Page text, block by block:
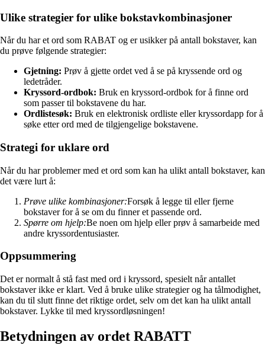
Ulike strategier for ulike bokstavkombinasjoner
Når du har et ord som RABAT og er usikker på antall bokstaver, kan
du prøve følgende strategier:
Gjetning: Prøv å gjette ordet ved å se på kryssende ord og
ledetråder.
Kryssord-ordbok: Bruk en kryssord-ordbok for å finne ord
som passer til bokstavene du har.
Ordlistesøk: Bruk en elektronisk ordliste eller kryssordapp for å
søke etter ord med de tilgjengelige bokstavene.
Strategi for uklare ord
Når du har problemer med et ord som kan ha ulikt antall bokstaver, kan
det være lurt å:
Prøve ulike kombinasjoner:Forsøk å legge til eller fjerne
bokstaver for å se om du finner et passende ord.
Spørre om hjelp:Be noen om hjelp eller prøv å samarbeide med
andre kryssordentusiaster.
Oppsummering
Det er normalt å stå fast med ord i kryssord, spesielt når antallet
bokstaver ikke er klart. Ved å bruke ulike strategier og ha tålmodighet,
kan du til slutt finne det riktige ordet, selv om det kan ha ulikt antall
bokstaver. Lykke til med kryssordløsningen!
Betydningen av ordet RABATT